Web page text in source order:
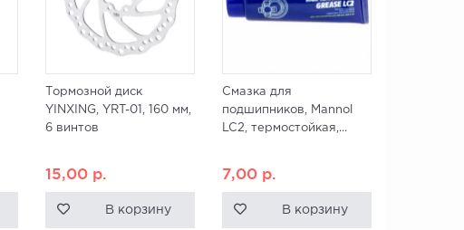
Тормозной диск
YINXING, YRT-01, 160 мм,
6 винтов
15,00 р.
В корзину
Смазка для
подшипников, Mannol
LC2, термостойкая,...
7,00 р.
В корзину